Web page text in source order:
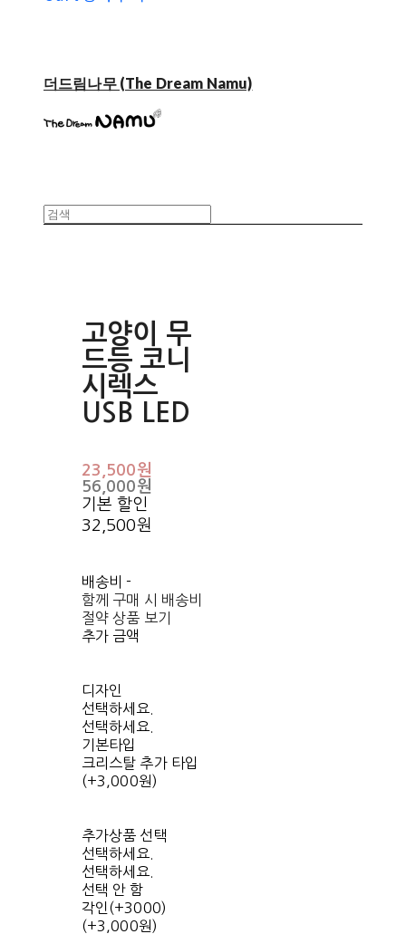
더드림나무 (The Dream Namu)
고양이 무
드등 코니
시렉스
USB LED
23,500원
56,000원
기본 할인
32,500원
배송비-
함께 구매 시 배송비
절약 상품 보기
추가 금액
디자인
선택하세요.
선택하세요.
기본타입
크리스탈 추가 타입
(+3,000원)
추가상품 선택
선택하세요.
선택하세요.
선택 안 함
각인(+3000)
(+3,000원)